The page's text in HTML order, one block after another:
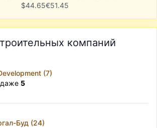
$44.65€51.45
компаний
(7)
5
Буд (24)